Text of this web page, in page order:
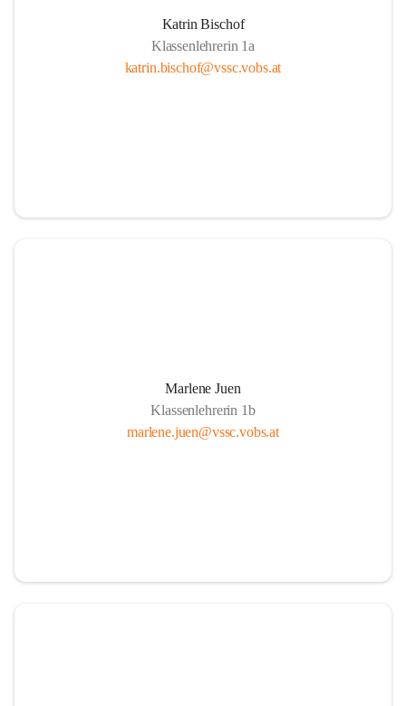
Katrin Bischof
Klassenlehrerin 1a
katrin.bischof@vssc.vobs.at
Marlene Juen
Klassenlehrerin 1b
marlene.juen@vssc.vobs.at